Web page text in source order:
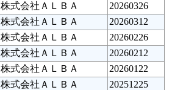
株式会社ＡＬＢＡ
20260326
株式会社ＡＬＢＡ
20260312
株式会社ＡＬＢＡ
20260226
株式会社ＡＬＢＡ
20260212
株式会社ＡＬＢＡ
20260122
株式会社ＡＬＢＡ
20251225